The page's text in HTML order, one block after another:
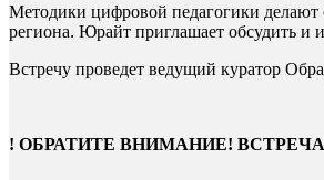
Методики цифровой педагогики делают
региона. Юрайт приглашает обсудить и
Встречу проведет ведущий куратор
! ОБРАТИТЕ ВНИМАНИЕ!